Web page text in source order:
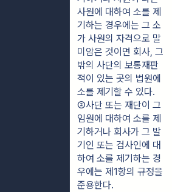
사원에 대하여 소를 제
기하는 경우에는 그 소
가 사원의 자격으로 말
미암은 것이면 회사, 그
밖의 사단의 보통재판
적이 있는 곳의 법원에
소를 제기할 수 있다.
②사단 또는 재단이 그
임원에 대하여 소를 제
기하거나 회사가 그 발
기인 또는 검사인에 대
하여 소를 제기하는 경
우에는 제1항의 규정을
준용한다.